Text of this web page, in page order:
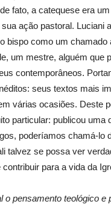
fato, a catequese era
ação pastoral. Luciani
bispo como um chamado
um mestre, alguém que
contemporâneos.
seus textos mais
várias ocasiões. Deste
particular: publicou uma
poderíamos chamá-lo
talvez se possa ver
para a vida da
o pensamento teológico e